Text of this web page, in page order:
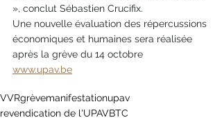
», conclut Sébastien Crucifix.
Une nouvelle évaluation des répercussions
économiques et humaines sera réalisée
après la grève du 14 octobre
www.upav.be
VVRgrèvemanifestationupav
revendication de l'UPAVBTC